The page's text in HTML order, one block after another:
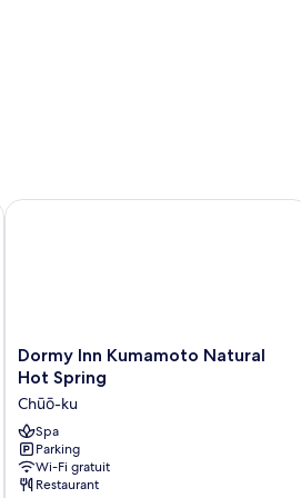
Dormy
Inn
Kumamoto
Natural
Hot
Spring
Chūō-
ku
Dormy Inn Kumamoto Natural
Hot Spring
Chūō-ku
Spa
Parking
Wi-Fi gratuit
Restaurant
Dormy Inn Kumamoto Natural Hot